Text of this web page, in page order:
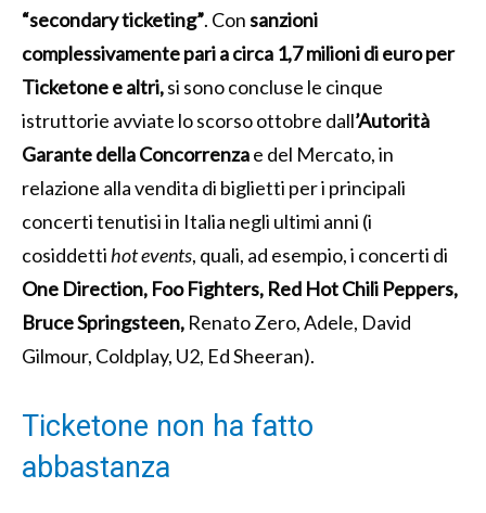
“secondary ticketing”. Consanzioni
complessivamente pari a circa 1,7 milioni di euro per
Ticketone e altri,si sono concluse le cinque
istruttorie avviate lo scorso ottobre dall’Autorità
Garante della Concorrenzae del Mercato, in
relazione alla vendita di biglietti per i principali
concerti tenutisi in Italia negli ultimi anni (i
cosiddettihot events, quali, ad esempio, i concerti di
One Direction, Foo Fighters, Red Hot Chili Peppers,
Bruce Springsteen, Renato Zero, Adele, David
Gilmour, Coldplay, U2, Ed Sheeran).
Ticketone non ha fatto
abbastanza